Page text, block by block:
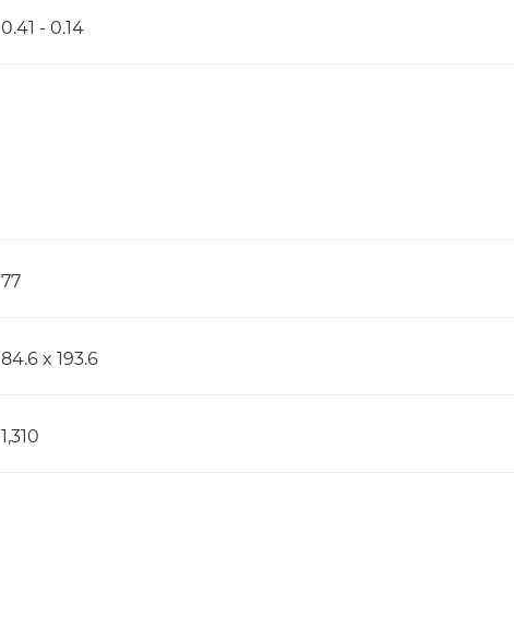
0.41 - 0.14
77
84.6 x 193.6
1,310